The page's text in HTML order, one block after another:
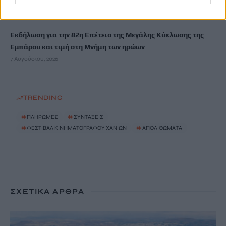
Εκδήλωση για την 82η Επέτειο της Μεγάλης Κύκλωσης της
Εμπάρου και τιμή στη Μνήμη των ηρώων
7 Αυγούστου, 2026
TRENDING
# ΠΛΗΡΩΜΕΣ # ΣΥΝΤΑΞΕΙΣ
#ΦΕΣΤΙΒΑΛ ΚΙΝΗΜΑΤΟΓΡΑΦΟΥ ΧΑΝΙΩΝ # ΑΠΟΛΙΘΩΜΑΤΑ
ΣΧΕΤΙΚΆ ΆΡΘΡΑ